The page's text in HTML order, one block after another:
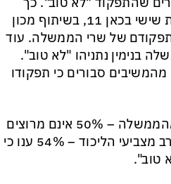
עולה מסקר כאן חדשות שפורסם היום (שישי) בחדשות שישי בכאן 11, בשיתוף מכון
תפקודם של שרי הממשלה. עוד
הממשלה בנימין נתניהו "לא טוב".
השר עם הציון הנמוך ביותר – איתמר בן גביר, ש-72% מהמשיבים סבורים כי תפקודו
גם בקרב מצביעי הקואליציה נרשמה אי שביעות רצון מהממשלה – 50% אינם מרוצים
מתפקודה לעומת 46% שכן. לגבי ראש הממשלה, בקרב מצביעי הליכוד – 54% ענו כי